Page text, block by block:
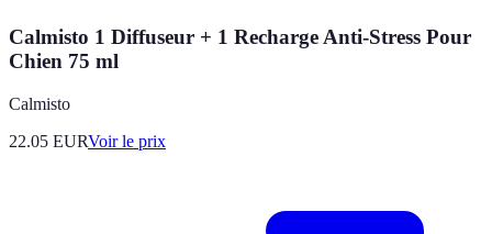
Calmisto 1 Diffuseur + 1 Recharge Anti-Stress Pour
Chien 75 ml
Calmisto
22.05 EURVoir le prix